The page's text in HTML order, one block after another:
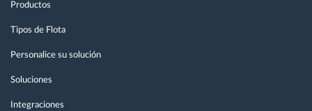
Productos
Tipos de Flota
Personalice su solución
Soluciones
Integraciones